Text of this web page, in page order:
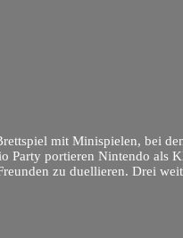
mit Minispielen, bei
Party portieren Nintendo als
zu duellieren. Drei